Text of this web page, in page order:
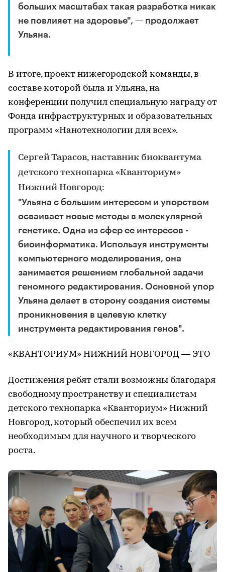
больших масштабах такая разработка никак
не повлияет на здоровье", — продолжает
Ульяна.
В итоге, проект нижегородской команды, в
составе которой была и Ульяна, на
конференции получил специальную награду от
Фонда инфраструктурных и образовательных
программ «Нанотехнологии для всех».
Сергей Тарасов, наставник биоквантума
детского технопарка «Кванториум»
Нижний Новгород:
"Ульяна с большим интересом и упорством
осваивает новые методы в молекулярной
генетике. Одна из сфер ее интересов -
биоинформатика. Используя инструменты
компьютерного моделирования, она
занимается решением глобальной задачи
геномного редактирования. Основной упор
Ульяна делает в сторону создания системы
проникновения в целевую клетку
инструмента редактирования генов".
«КВАНТОРИУМ» НИЖНИЙ НОВГОРОД — ЭТО
Достижения ребят стали возможны благодаря
свободному пространству и специалистам
детского технопарка «Кванториум» Нижний
Новгород, который обеспечил их всем
необходимым для научного и творческого
роста.